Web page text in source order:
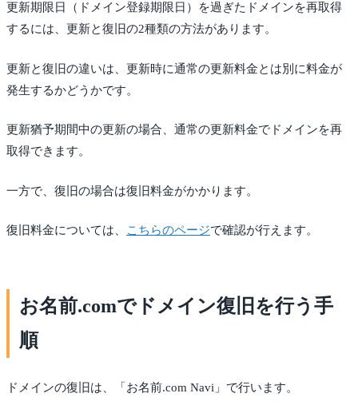
更新期限日（ドメイン登録期限日）を過ぎたドメインを再取得
するには、更新と復旧の2種類の方法があります。
更新と復旧の違いは、更新時に通常の更新料金とは別に料金が
発生するかどうかです。
更新猶予期間中の更新の場合、通常の更新料金でドメインを再
取得できます。
一方で、復旧の場合は復旧料金がかかります。
復旧料金については、 こちらのページで確認が行えます。
お名前.comでドメイン復旧を行う手
順
ドメインの復旧は、「お名前.com Navi」で行います。